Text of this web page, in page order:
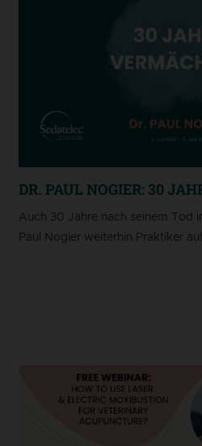
DR. PAUL NOGIER: 30
Auch 30 Jahre nach seinem Tod
Paul Nogier weiterhin Praktiker